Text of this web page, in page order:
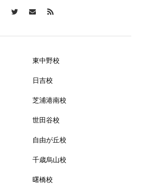
東中野校
日吉校
芝浦港南校
世田谷校
自由が丘校
千歳烏山校
曙橋校